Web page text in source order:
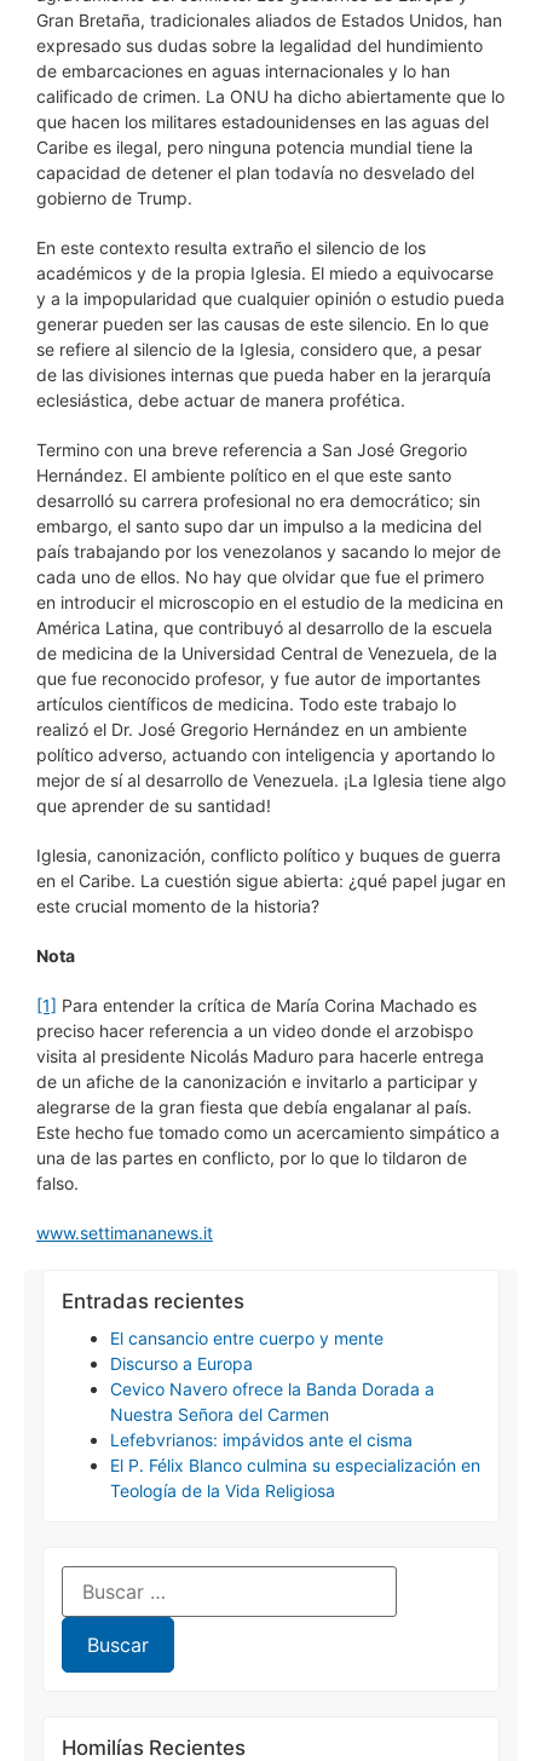
Gran Bretaña, tradicionales aliados de Estados Unidos, han
expresado sus dudas sobre la legalidad del hundimiento
de embarcaciones en aguas internacionales y lo han
calificado de crimen. La ONU ha dicho abiertamente que lo
que hacen los militares estadounidenses en las aguas del
Caribe es ilegal, pero ninguna potencia mundial tiene la
capacidad de detener el plan todavía no desvelado del
gobierno de Trump.
En este contexto resulta extraño el silencio de los
académicos y de la propia Iglesia. El miedo a equivocarse
y a la impopularidad que cualquier opinión o estudio pueda
generar pueden ser las causas de este silencio. En lo que
se refiere al silencio de la Iglesia, considero que, a pesar
de las divisiones internas que pueda haber en la jerarquía
eclesiástica, debe actuar de manera profética.
Termino con una breve referencia a San José Gregorio
Hernández. El ambiente político en el que este santo
desarrolló su carrera profesional no era democrático; sin
embargo, el santo supo dar un impulso a la medicina del
país trabajando por los venezolanos y sacando lo mejor de
cada uno de ellos. No hay que olvidar que fue el primero
en introducir el microscopio en el estudio de la medicina en
América Latina, que contribuyó al desarrollo de la escuela
de medicina de la Universidad Central de Venezuela, de la
que fue reconocido profesor, y fue autor de importantes
artículos científicos de medicina. Todo este trabajo lo
realizó el Dr. José Gregorio Hernández en un ambiente
político adverso, actuando con inteligencia y aportando lo
mejor de sí al desarrollo de Venezuela. ¡La Iglesia tiene algo
que aprender de su santidad!
Iglesia, canonización, conflicto político y buques de guerra
en el Caribe. La cuestión sigue abierta: ¿qué papel jugar en
este crucial momento de la historia?
Nota
[1] Para entender la crítica de María Corina Machado es
preciso hacer referencia a un video donde el arzobispo
visita al presidente Nicolás Maduro para hacerle entrega
de un afiche de la canonización e invitarlo a participar y
alegrarse de la gran fiesta que debía engalanar al país.
Este hecho fue tomado como un acercamiento simpático a
una de las partes en conflicto, por lo que lo tildaron de
falso.
www.settimananews.it
Entradas recientes
El cansancio entre cuerpo y mente
Discurso a Europa
Cevico Navero ofrece la Banda Dorada a
Nuestra Señora del Carmen
Lefebvrianos: impávidos ante el cisma
El P. Félix Blanco culmina su especialización en
Teología de la Vida Religiosa
Homilías Recientes